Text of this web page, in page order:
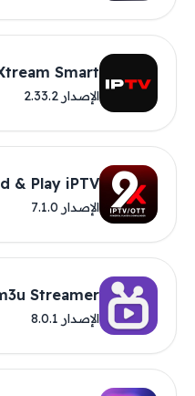
Smart
الإصدار 2.33.2
& Play iPTV
الإصدار 7.1.0
Streamer
الإصدار 8.0.1